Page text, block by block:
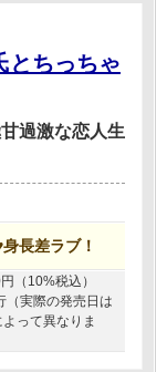
とちっちゃ
過激な恋人生
長差ラブ！
（10%税込）
実際の発売日は
って異なりま